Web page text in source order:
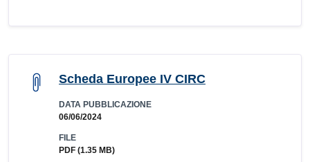
Scheda Europee IV CIRC
DATA PUBBLICAZIONE
06/06/2024
FILE
PDF (1.35 MB)